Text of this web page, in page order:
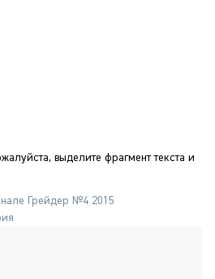
выделите фрагмент текста и
Грейдер №4 2015